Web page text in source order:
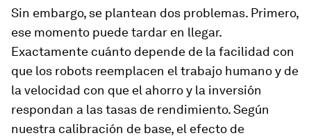
Sin embargo, se plantean dos problemas. Primero,
ese momento puede tardar en llegar.
Exactamente cuánto depende de la facilidad con
que los robots reemplacen el trabajo humano y de
la velocidad con que el ahorro y la inversión
respondan a las tasas de rendimiento. Según
nuestra calibración de base, el efecto de